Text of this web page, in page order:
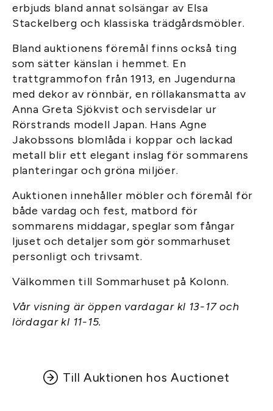
erbjuds bland annat solsängar av Elsa
Stackelberg och klassiska trädgårdsmöbler.
Bland auktionens föremål finns också ting
som sätter känslan i hemmet. En
trattgrammofon från 1913, en Jugendurna
med dekor av rönnbär, en röllakansmatta av
Anna Greta Sjökvist och servisdelar ur
Rörstrands modell Japan. Hans Agne
Jakobssons blomlåda i koppar och lackad
metall blir ett elegant inslag för sommarens
planteringar och gröna miljöer.
Auktionen innehåller möbler och föremål för
både vardag och fest, matbord för
sommarens middagar, speglar som fångar
ljuset och detaljer som gör sommarhuset
personligt och trivsamt.
Välkommen till Sommarhuset på Kolonn.
Vår visning är öppen vardagar kl 13-17 och
lördagar kl 11-15.
Till Auktionen hos Auctionet